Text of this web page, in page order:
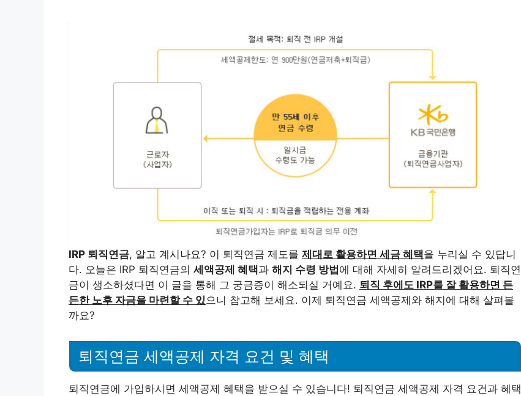
IRP 퇴직연금, 알고 계시나요? 이 퇴직연금 제도를 제대로 활용하면 세금 혜택을 누리실 수 있답니
다. 오늘은 IRP 퇴직연금의 세액공제 혜택과 해지 수령 방법에 대해 자세히 알려드리겠어요. 퇴직연
금이 생소하셨다면 이 글을 통해 그 궁금증이 해소되실 거예요. 퇴직 후에도 IRP를 잘 활용하면 든
든한 노후 자금을 마련할 수 있 으니 참고해 보세요. 이제 퇴직연금 세액공제와 해지에 대해 살펴볼
까요?
퇴직연금 세액공제 자격 요건 및 혜택
퇴직연금에 가입하시면 세액공제 혜택을 받으실 수 있습니다! 퇴직연금 세액공제 자격 요건과 혜택